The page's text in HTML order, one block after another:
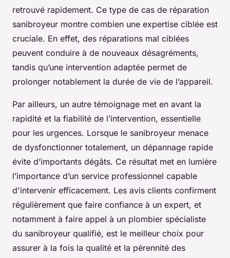
retrouvé rapidement. Ce type de cas de réparation
sanibroyeur montre combien une expertise ciblée est
cruciale. En effet, des réparations mal ciblées
peuvent conduire à de nouveaux désagréments,
tandis qu’une intervention adaptée permet de
prolonger notablement la durée de vie de l’appareil.
Par ailleurs, un autre témoignage met en avant la
rapidité et la fiabilité de l’intervention, essentielle
pour les urgences. Lorsque le sanibroyeur menace
de dysfonctionner totalement, un dépannage rapide
évite d’importants dégâts. Ce résultat met en lumière
l’importance d’un service professionnel capable
d'intervenir efficacement. Les avis clients confirment
régulièrement que faire confiance à un expert, et
notamment à faire appel à un plombier spécialiste
du sanibroyeur qualifié, est le meilleur choix pour
assurer à la fois la qualité et la pérennité des